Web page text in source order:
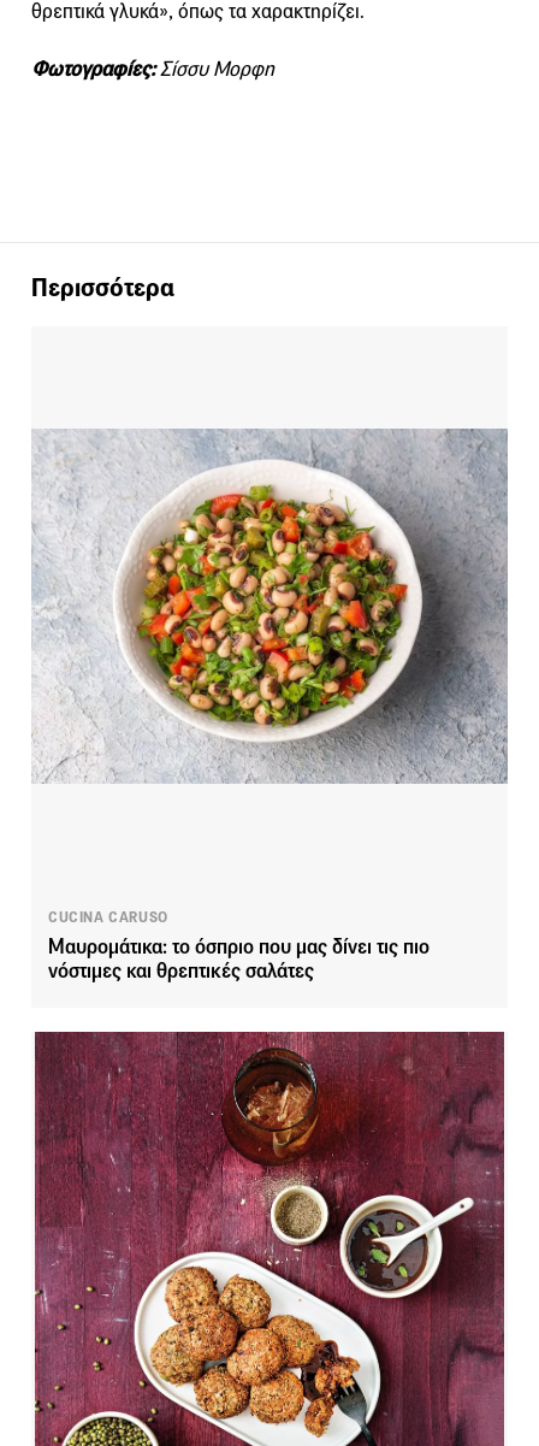
θρεπτικά γλυκά», όπως τα χαρακτηρίζει.
Φωτογραφίες:Σίσσυ Μορφη
Περισσότερα
CUCINA CARUSO
Μαυρομάτικα: το όσπριο που μας δίνει τις πιο
νόστιμες και θρεπτικές σαλάτες